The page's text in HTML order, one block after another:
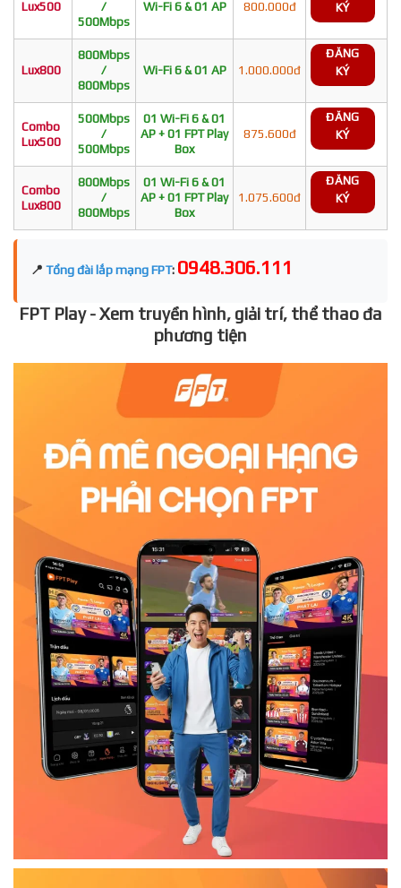
Lux500
/
500Mbps
Wi-Fi 6 & 01 AP 800.000đ KÝ
Lux800
800Mbps
/
800Mbps
Wi-Fi 6 & 01 AP 1.000.000đ
ĐĂNG
KÝ
Combo
Lux500
500Mbps
/
500Mbps
01 Wi-Fi 6 & 01
AP + 01 FPT Play
Box
875.600đ
ĐĂNG
KÝ
Combo
Lux800
800Mbps
/
800Mbps
01 Wi-Fi 6 & 01
AP + 01 FPT Play
Box
1.075.600đ
ĐĂNG
KÝ
📍 Tổng đài lắp mạng FPT: 0948.306.111
FPT Play - Xem truyền hình, giải trí, thể thao đa
phương tiện